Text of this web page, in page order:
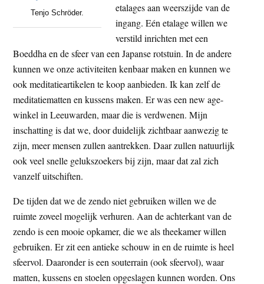
Tenjo Schröder.
etalages aan weerszijde van de
ingang. Eén etalage willen we
verstild inrichten met een
Boeddha en de sfeer van een Japanse rotstuin. In de andere
kunnen we onze activiteiten kenbaar maken en kunnen we
ook meditatieartikelen te koop aanbieden. Ik kan zelf de
meditatiematten en kussens maken. Er was een new age-
winkel in Leeuwarden, maar die is verdwenen. Mijn
inschatting is dat we, door duidelijk zichtbaar aanwezig te
zijn, meer mensen zullen aantrekken. Daar zullen natuurlijk
ook veel snelle gelukszoekers bij zijn, maar dat zal zich
vanzelf uitschiften.
De tijden dat we de zendo niet gebruiken willen we de
ruimte zoveel mogelijk verhuren. Aan de achterkant van de
zendo is een mooie opkamer, die we als theekamer willen
gebruiken. Er zit een antieke schouw in en de ruimte is heel
sfeervol. Daaronder is een souterrain (ook sfeervol), waar
matten, kussens en stoelen opgeslagen kunnen worden. Ons